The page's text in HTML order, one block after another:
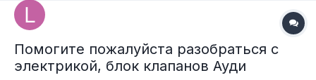
Помогите пожалуйста разобраться с
электрикой, блок клапанов Ауди